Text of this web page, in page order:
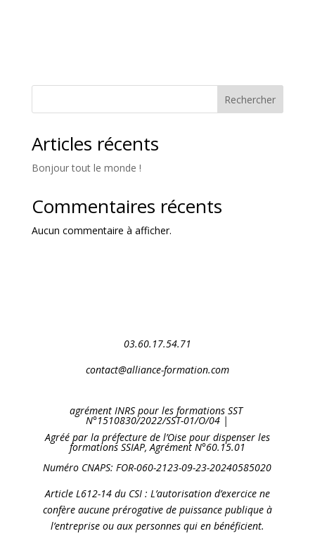
Rechercher
Articles récents
Bonjour tout le monde !
Commentaires récents
Aucun commentaire à afficher.
03.60.17.54.71
contact@alliance-formation.com
agrément INRS pour les formations SST
N°1510830/2022/SST-01/O/04 |
Agréé par la préfecture de l’Oise pour dispenser les
formations SSIAP, Agrément N°60.15.01
Numéro CNAPS: FOR-060-2123-09-23-20240585020
Article L612-14 du CSI : L’autorisation d’exercice ne
confère aucune prérogative de puissance publique à
l’entreprise ou aux personnes qui en bénéficient.